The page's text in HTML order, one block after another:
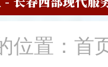
位置： 首